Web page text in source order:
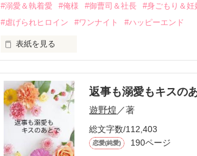
そして、ひょんなことから
酔った勢いで一夜を共にしてしまった。
さらに、美桜が初めてだと知った哲平は
甘やかしてくる。
そんなある日、哲平は美桜がストーカー被害に
遭っていることを知る。
美桜を守るため、哲平は同居を提案してきて――
#溺愛＆執着愛 #俺様 #御曹司＆社長 #身ごもり＆妊
#虐げられヒロイン
#ワンナイト #ハッピーエンド
表紙を見る
帰国後、美桜は新しい職場でワンナイトした美
も関わらず、一族を離れて起業した新進気鋭の
人だったのだ――！
なぜか恭司から飼い猫の世話係を命じられた
返事も溺愛もキスの
遊野煌 ／著
総文字数/112,403
恋愛(純愛) 190ページ